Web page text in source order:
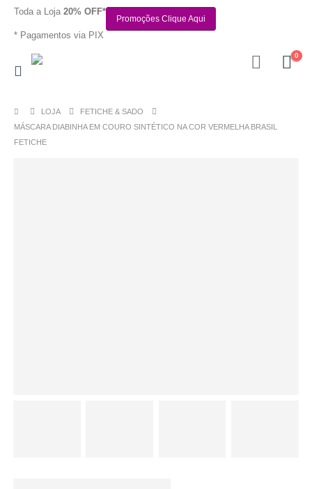
Toda a Loja 20% OFF*
Promoções Clique Aqui
* Pagamentos via PIX
0
LOJA
FETICHE & SADO
MÁSCARA DIABINHA EM COURO SINTÉTICO NA COR VERMELHA BRASIL
FETICHE